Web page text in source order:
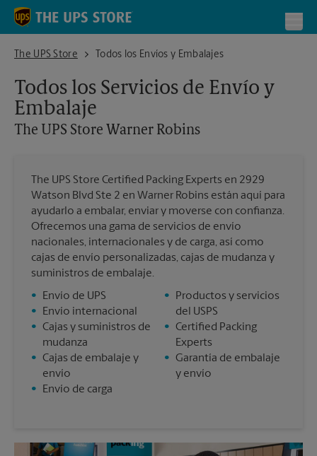
Skip to content
Return to Nav
The UPS Store
The UPS Store Warner RobinsTodos los Envíos y Embalajes
Todos los Servicios de Envío y
Embalaje
The UPS Store Warner Robins
The UPS Store Certified Packing Experts en 2929
Watson Blvd Ste 2 en Warner Robins están aquí para
ayudarlo a embalar, enviar y moverse con confianza.
Ofrecemos una gama de servicios de envío
nacionales, internacionales y de carga, así como
cajas de envío personalizadas, cajas de mudanza y
suministros de embalaje.
•
Envío de UPS
•
Envío internacional
• Cajas y suministros de
mudanza
• Cajas de embalaje y
envío
•
Envío de carga
•
Productos y servicios
del USPS
• Certified Packing
Experts
• Garantía de embalaje
y envío